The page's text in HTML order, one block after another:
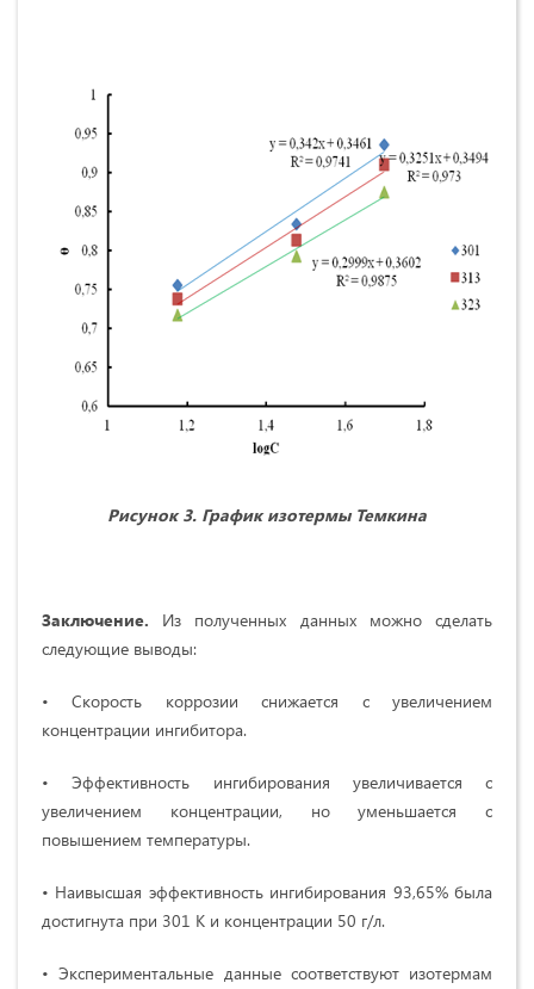
Рисунок 3. График изотермы Темкина
Заключение. Из полученных данных можно сделать
следующие выводы:
• Скорость коррозии снижается с увеличением
концентрации ингибитора.
• Эффективность ингибирования увеличивается с
увеличением концентрации, но уменьшается с
повышением температуры.
• Наивысшая эффективность ингибирования 93,65% была
достигнута при 301 K и концентрации 50 г/л.
• Экспериментальные данные соответствуют изотермам